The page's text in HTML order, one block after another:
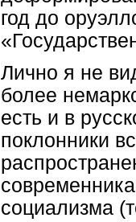
год до
Лично я не
более
есть и в
поклонники
социализма